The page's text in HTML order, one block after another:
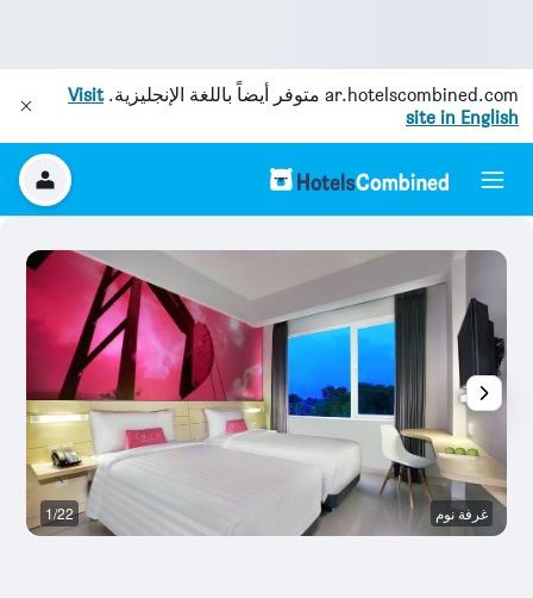
ar.hotelscombined.com متوفر أيضاً باللغة الإنجليزية.Visit
site in English
غرفة نوم 1/22